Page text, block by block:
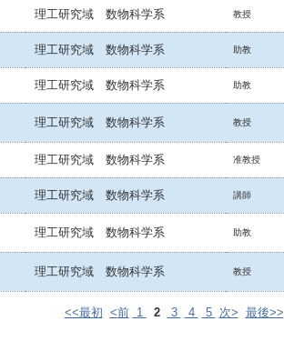
理工研究域 数物科学系 教授
理工研究域 数物科学系 助教
理工研究域 数物科学系 助教
理工研究域 数物科学系 教授
理工研究域 数物科学系 准教授
理工研究域 数物科学系 講師
理工研究域 数物科学系 助教
理工研究域 数物科学系 教授
<<最初 <前 1 2 3 4 5 次> 最後>>